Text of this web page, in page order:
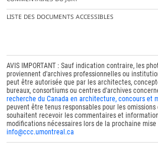
LISTE DES DOCUMENTS ACCESSIBLES
AVIS IMPORTANT : Sauf indication contraire, les
proviennent d'archives professionnelles ou
peut être autorisée que par les architectes,
bureaux, consortiums ou centres d'archives
recherche du Canada en architecture, concours et
peuvent être tenus responsables pour les
souhaitent recevoir les commentaires et
modifications nécessaires lors de la prochaine mise
info@ccc.umontreal.ca